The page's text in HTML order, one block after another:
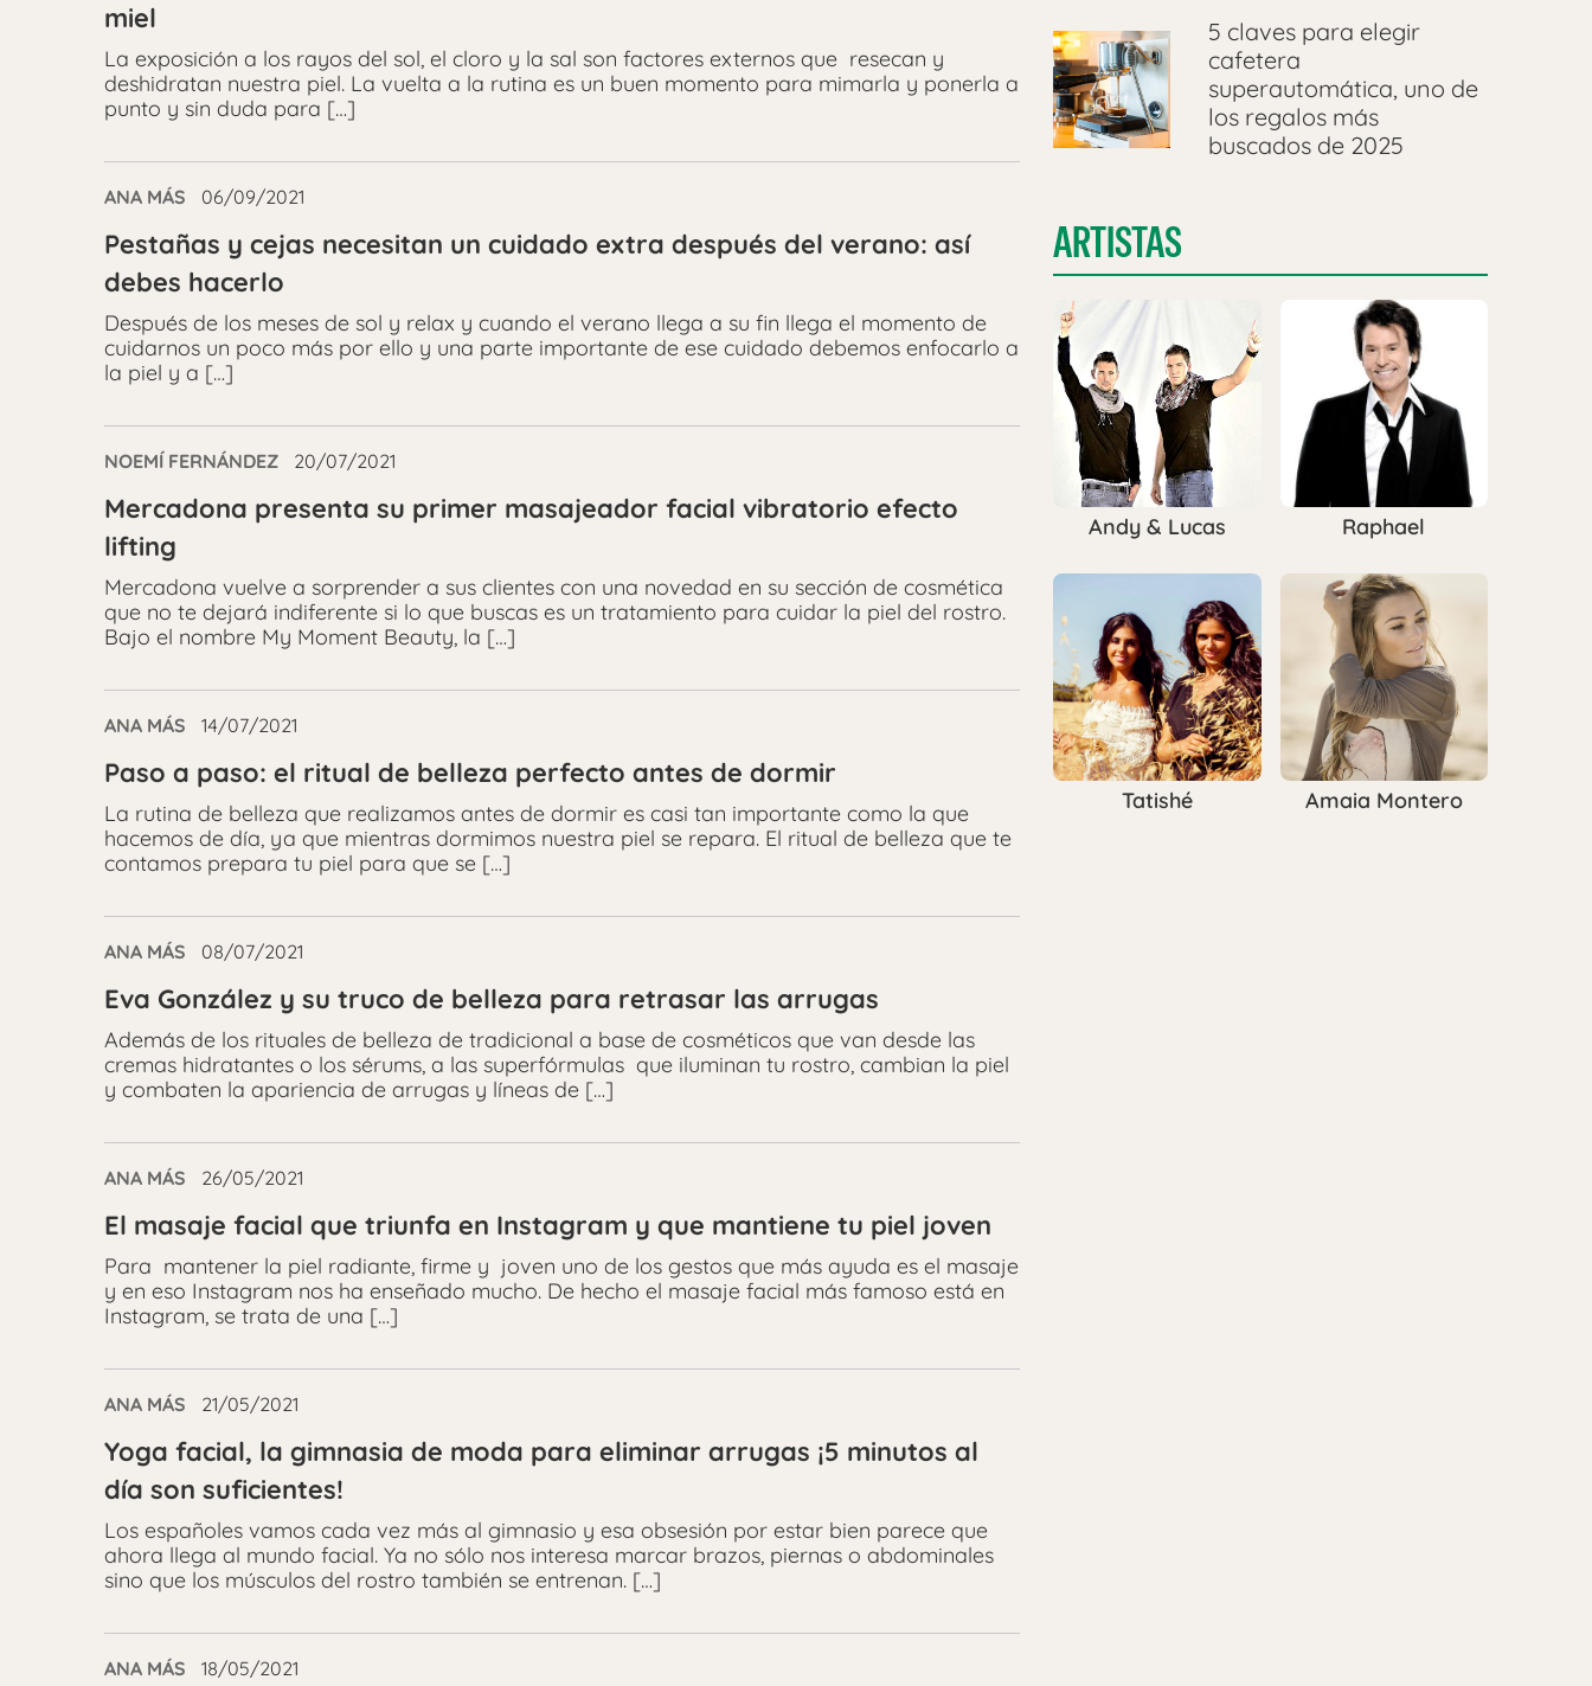
miel
La exposición a los rayos del sol, el cloro y la sal son factores externos que resecan y
deshidratan nuestra piel. La vuelta a la rutina es un buen momento para mimarla y ponerla a
punto y sin duda para […]
ANA MÁS 06/09/2021
Pestañas y cejas necesitan un cuidado extra después del verano: así
debes hacerlo
Después de los meses de sol y relax y cuando el verano llega a su fin llega el momento de
cuidarnos un poco más por ello y una parte importante de ese cuidado debemos enfocarlo a
la piel y a […]
NOEMÍ FERNÁNDEZ 20/07/2021
Mercadona presenta su primer masajeador facial vibratorio efecto
lifting
Mercadona vuelve a sorprender a sus clientes con una novedad en su sección de cosmética
que no te dejará indiferente si lo que buscas es un tratamiento para cuidar la piel del rostro.
Bajo el nombre My Moment Beauty, la […]
ANA MÁS 14/07/2021
Paso a paso: el ritual de belleza perfecto antes de dormir
La rutina de belleza que realizamos antes de dormir es casi tan importante como la que
hacemos de día, ya que mientras dormimos nuestra piel se repara. El ritual de belleza que te
contamos prepara tu piel para que se […]
ANA MÁS 08/07/2021
Eva González y su truco de belleza para retrasar las arrugas
Además de los rituales de belleza de tradicional a base de cosméticos que van desde las
cremas hidratantes o los sérums, a las superfórmulas que iluminan tu rostro, cambian la piel
y combaten la apariencia de arrugas y líneas de […]
ANA MÁS 26/05/2021
El masaje facial que triunfa en Instagram y que mantiene tu piel joven
Para mantener la piel radiante, firme y joven uno de los gestos que más ayuda es el masaje
y en eso Instagram nos ha enseñado mucho. De hecho el masaje facial más famoso está en
Instagram, se trata de una […]
ANA MÁS 21/05/2021
Yoga facial, la gimnasia de moda para eliminar arrugas ¡5 minutos al
día son suficientes!
Los españoles vamos cada vez más al gimnasio y esa obsesión por estar bien parece que
ahora llega al mundo facial. Ya no sólo nos interesa marcar brazos, piernas o abdominales
sino que los músculos del rostro también se entrenan. […]
ANA MÁS 18/05/2021
5 claves para elegir
cafetera
superautomática, uno de
los regalos más
buscados de 2025
ARTISTAS
Andy & Lucas Raphael
Tatishé Amaia Montero